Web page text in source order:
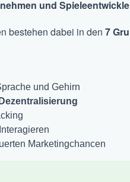
und
bestehen dabei in den 7
und Gehirn
Dezentralisierung
Marketingchancen